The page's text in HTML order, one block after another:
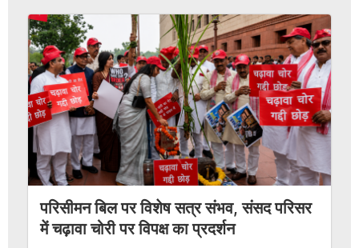
परिसीमन बिल पर विशेष सत्र संभव, संसद परिसर
में चढ़ावा चोरी पर विपक्ष का प्रदर्शन